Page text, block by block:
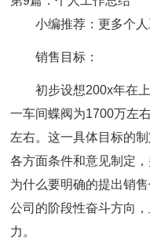
小编推荐：更多个
销售目标：
初步设想200x年在
一车间蝶阀为1700万左
左右。这一具体目标的
各方面条件和意见制定
为什么要明确的提出销
公司的阶段性奋斗方向
力。